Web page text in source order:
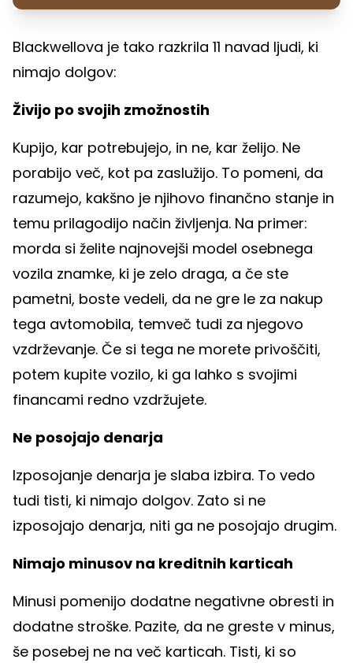
Blackwellova je tako razkrila 11 navad ljudi, ki
nimajo dolgov:
Živijo po svojih zmožnostih
Kupijo, kar potrebujejo, in ne, kar želijo. Ne
porabijo več, kot pa zaslužijo. To pomeni, da
razumejo, kakšno je njihovo finančno stanje in
temu prilagodijo način življenja. Na primer:
morda si želite najnovejši model osebnega
vozila znamke, ki je zelo draga, a če ste
pametni, boste vedeli, da ne gre le za nakup
tega avtomobila, temveč tudi za njegovo
vzdrževanje. Če si tega ne morete privoščiti,
potem kupite vozilo, ki ga lahko s svojimi
financami redno vzdržujete.
Ne posojajo denarja
Izposojanje denarja je slaba izbira. To vedo
tudi tisti, ki nimajo dolgov. Zato si ne
izposojajo denarja, niti ga ne posojajo drugim.
Nimajo minusov na kreditnih karticah
Minusi pomenijo dodatne negativne obresti in
dodatne stroške. Pazite, da ne greste v minus,
še posebej ne na več karticah. Tisti, ki so